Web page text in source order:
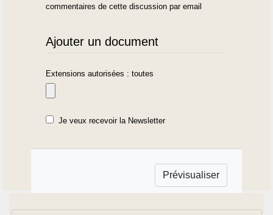
commentaires de cette discussion par email
Ajouter un document
Extensions autorisées : toutes
Je veux recevoir la Newsletter